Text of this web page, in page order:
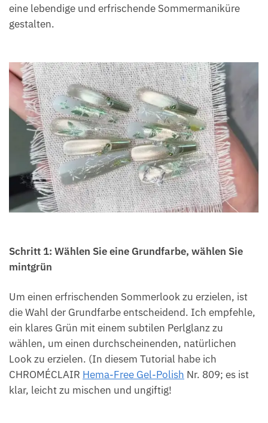
eine lebendige und erfrischende Sommermaniküre
gestalten.
Schritt 1: Wählen Sie eine Grundfarbe, wählen Sie
mintgrün
Um einen erfrischenden Sommerlook zu erzielen, ist
die Wahl der Grundfarbe entscheidend. Ich empfehle,
ein klares Grün mit einem subtilen Perlglanz zu
wählen, um einen durchscheinenden, natürlichen
Look zu erzielen. (In diesem Tutorial habe ich
CHROMÉCLAIR Hema-Free Gel-Polish Nr. 809; es ist
klar, leicht zu mischen und ungiftig!